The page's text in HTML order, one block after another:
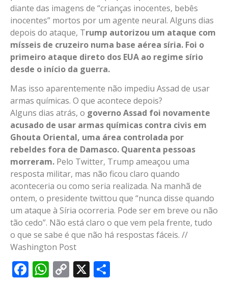
diante das imagens de “crianças inocentes, bebês
inocentes” mortos por um agente neural. Alguns dias
depois do ataque, Trump autorizou um ataque com
mísseis de cruzeiro numa base aérea síria. Foi o
primeiro ataque direto dos EUA ao regime sírio
desde o início da guerra.
Mas isso aparentemente não impediu Assad de usar
armas químicas. O que acontece depois?
Alguns dias atrás, o governo Assad foi novamente
acusado de usar armas químicas contra civis em
Ghouta Oriental, uma área controlada por
rebeldes fora de Damasco. Quarenta pessoas
morreram. Pelo Twitter, Trump ameaçou uma
resposta militar, mas não ficou claro quando
aconteceria ou como seria realizada. Na manhã de
ontem, o presidente twittou que “nunca disse quando
um ataque à Síria ocorreria. Pode ser em breve ou não
tão cedo”. Não está claro o que vem pela frente, tudo
o que se sabe é que não há respostas fáceis. //
Washington Post
Facebook
WhatsApp
Copy
X